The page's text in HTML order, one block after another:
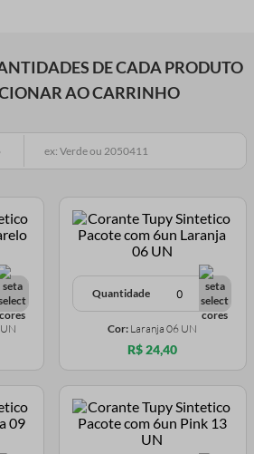
DE CADA PRODUTO
AO CARRINHO
Quantidade
Cor: Laranja 06 UN
R$ 24,40